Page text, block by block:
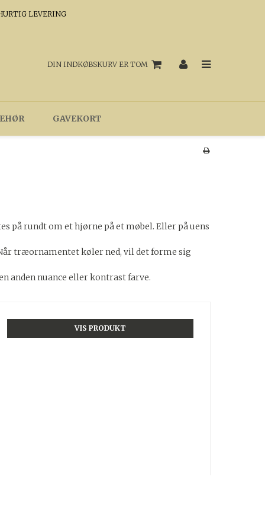
LEVERING
DIN INDKØBSKURV ER TOM
GAVEKORT
på rundt om et hjørne på et møbel. Eller på uens
træornamentet køler ned, vil det forme sig
anden nuance eller kontrast farve.
VIS PRODUKT